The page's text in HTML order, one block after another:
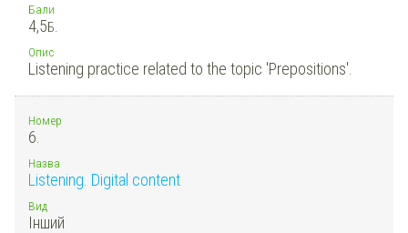
Бали
4,5Б.
Опис
Listening practice related to the topic 'Prepositions'.
Номер
6.
Назва
Listening. Digital content
Вид
Інший